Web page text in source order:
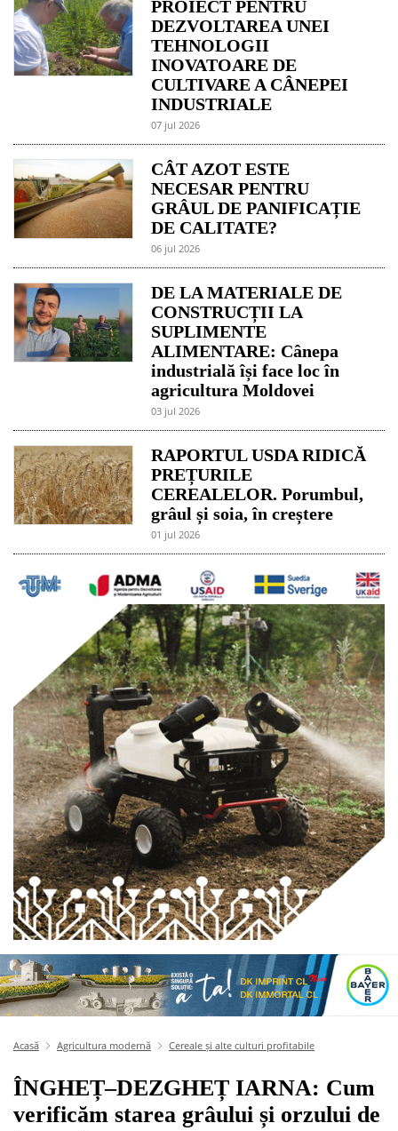
PROIECT PENTRU
DEZVOLTAREA UNEI
TEHNOLOGII
INOVATOARE DE
CULTIVARE A CÂNEPEI
INDUSTRIALE
07 jul 2026
CÂT AZOT ESTE
NECESAR PENTRU
GRÂUL DE PANIFICAȚIE
DE CALITATE?
06 jul 2026
DE LA MATERIALE DE
CONSTRUCȚII LA
SUPLIMENTE
ALIMENTARE: Cânepa
industrială își face loc în
agricultura Moldovei
03 jul 2026
RAPORTUL USDA RIDICĂ
PREȚURILE
CEREALELOR. Porumbul,
grâul și soia, în creștere
01 jul 2026
Acasă Agricultura modernă Cereale și alte culturi profitabile
ÎNGHEȚ–DEZGHEȚ IARNA: Cum
verificăm starea grâului și orzului de